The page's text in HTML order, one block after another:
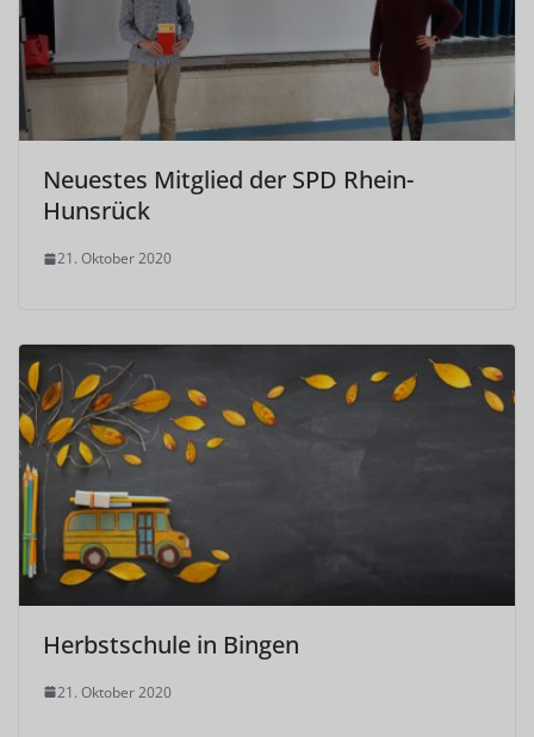
Neuestes Mitglied der SPD Rhein-
Hunsrück
21. Oktober 2020
Herbstschule in Bingen
21. Oktober 2020